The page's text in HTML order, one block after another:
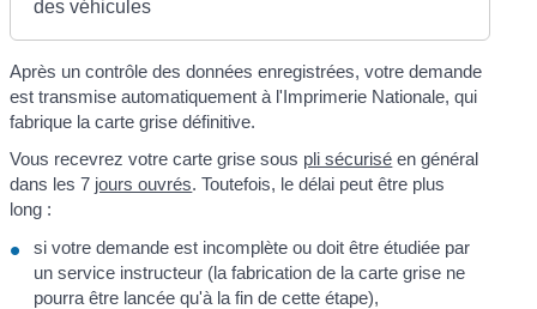
des véhicules
Après un contrôle des données enregistrées, votre demande
est transmise automatiquement à l'Imprimerie Nationale, qui
fabrique la carte grise définitive.
Vous recevrez votre carte grise sous pli sécurisé en général
dans les 7 jours ouvrés. Toutefois, le délai peut être plus
long :
si votre demande est incomplète ou doit être étudiée par
un service instructeur (la fabrication de la carte grise ne
pourra être lancée qu'à la fin de cette étape),